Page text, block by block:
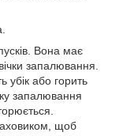
Вона має
запалювання.
убік або горить
запалювання
щоб